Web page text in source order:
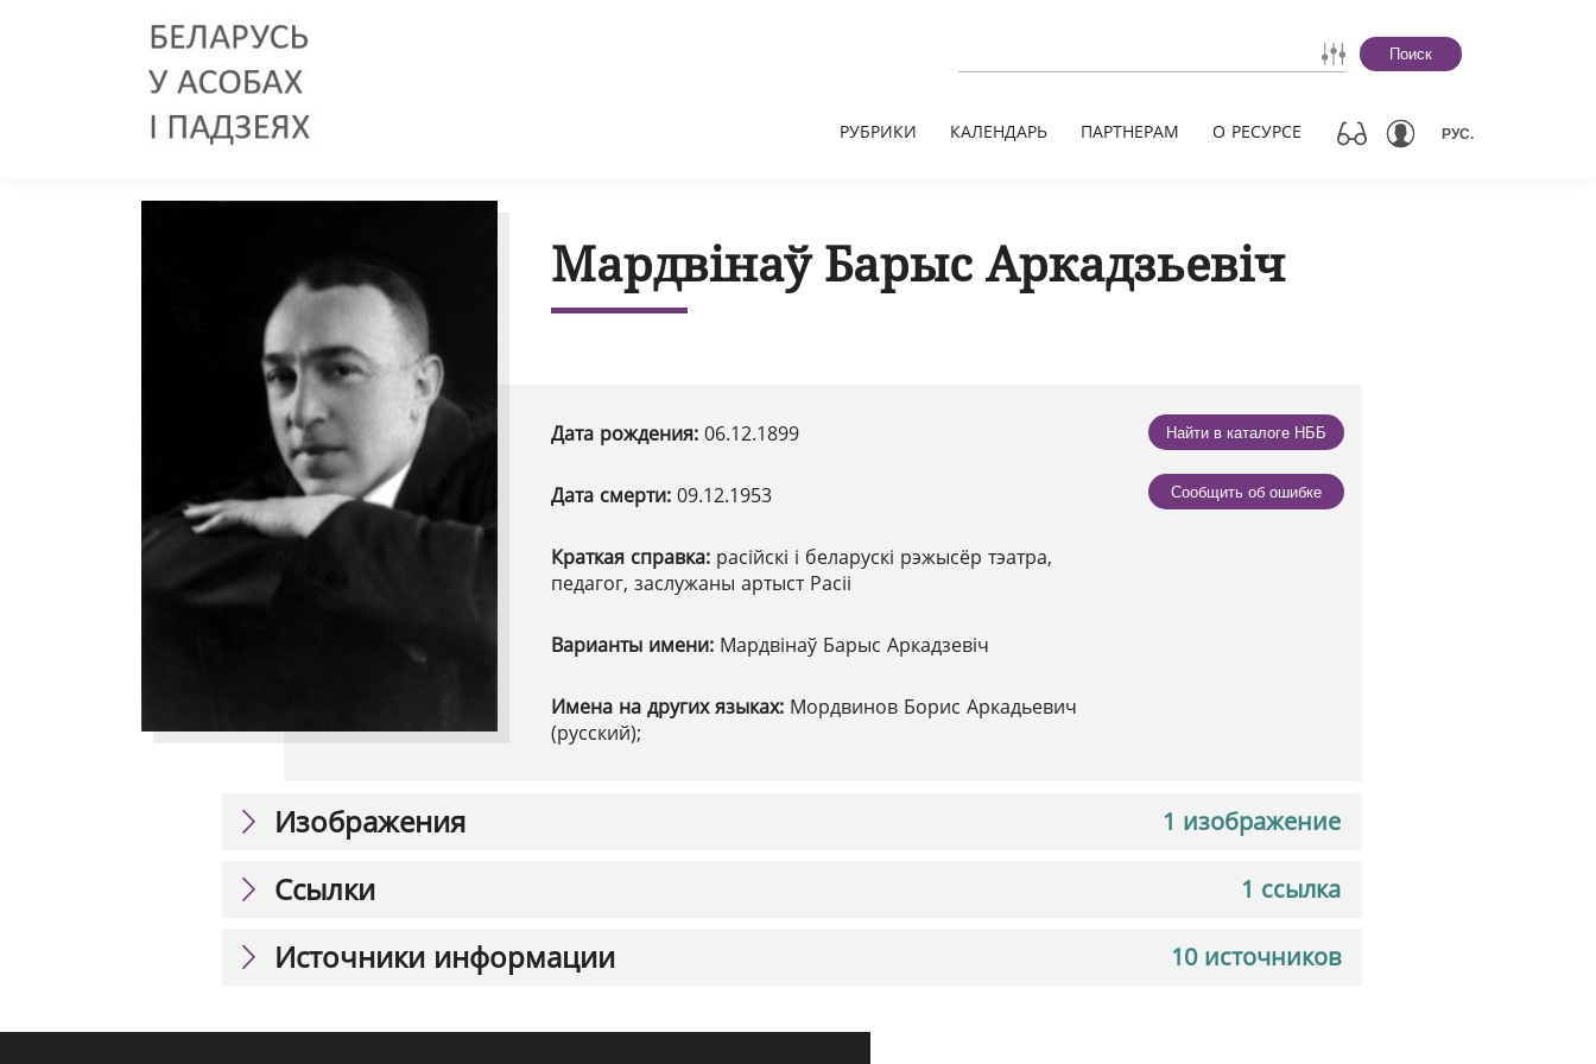
Поиск
РУБРИКИ КАЛЕНДАРЬ ПАРТНЕРАМ О РЕСУРСЕ РУС.
Мардвінаў Барыс Аркадзьевіч
Дата рождения: 06.12.1899
Дата смерти: 09.12.1953
Краткая справка: расійскі і беларускі рэжысёр тэатра,
педагог, заслужаны артыст Расіі
Варианты имени: Мардвінаў Барыс Аркадзевіч
Имена на других языках: Мордвинов Борис Аркадьевич
(русский);
Найти в каталоге НББ
Сообщить об ошибке
1 изображение
Изображения
1 ссылка
Ссылки
10 источников
Источники информации